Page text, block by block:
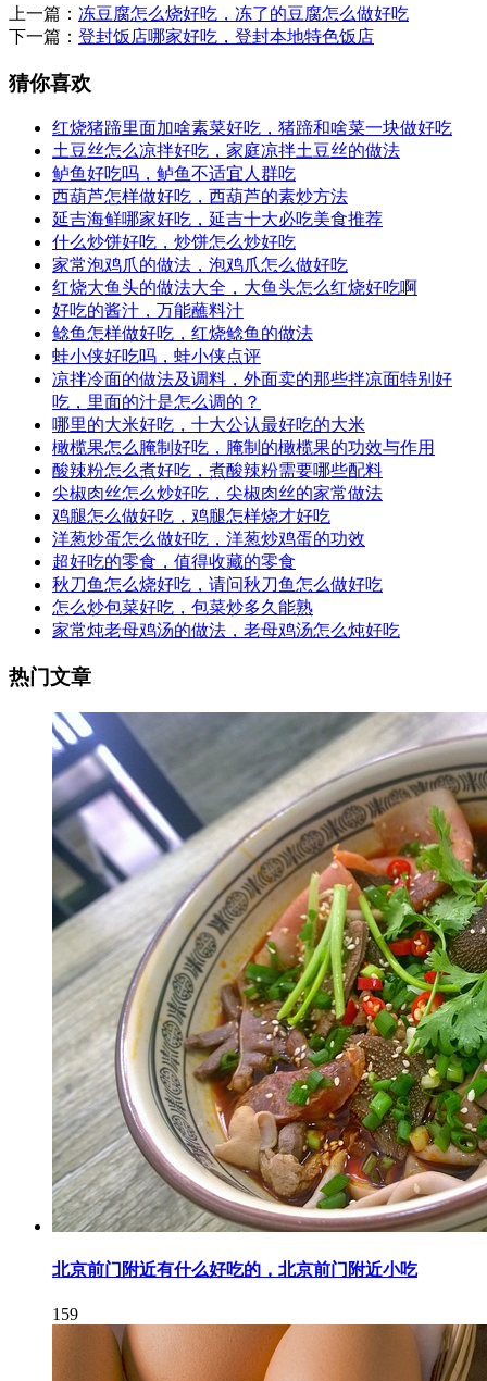
上一篇： 冻豆腐怎么烧好吃，冻了的豆腐怎么做好吃
下一篇： 登封饭店哪家好吃，登封本地特色饭店
猜你喜欢
红烧猪蹄里面加啥素菜好吃，猪蹄和啥菜一块做好吃
土豆丝怎么凉拌好吃，家庭凉拌土豆丝的做法
鲈鱼好吃吗，鲈鱼不适宜人群吃
西葫芦怎样做好吃，西葫芦的素炒方法
延吉海鲜哪家好吃，延吉十大必吃美食推荐
什么炒饼好吃，炒饼怎么炒好吃
家常泡鸡爪的做法，泡鸡爪怎么做好吃
红烧大鱼头的做法大全，大鱼头怎么红烧好吃啊
好吃的酱汁，万能蘸料汁
鲶鱼怎样做好吃，红烧鲶鱼的做法
蛙小侠好吃吗，蛙小侠点评
凉拌冷面的做法及调料，外面卖的那些拌凉面特别好
吃，里面的汁是怎么调的？
哪里的大米好吃，十大公认最好吃的大米
橄榄果怎么腌制好吃，腌制的橄榄果的功效与作用
酸辣粉怎么煮好吃，煮酸辣粉需要哪些配料
尖椒肉丝怎么炒好吃，尖椒肉丝的家常做法
鸡腿怎么做好吃，鸡腿怎样烧才好吃
洋葱炒蛋怎么做好吃，洋葱炒鸡蛋的功效
超好吃的零食，值得收藏的零食
秋刀鱼怎么烧好吃，请问秋刀鱼怎么做好吃
怎么炒包菜好吃，包菜炒多久能熟
家常炖老母鸡汤的做法，老母鸡汤怎么炖好吃
热门文章
北京前门附近有什么好吃的，北京前门附近小吃
159